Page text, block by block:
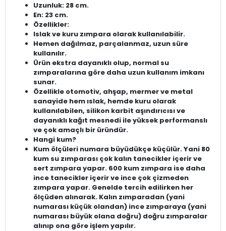
Uzunluk: 28 cm.
En: 23 cm.
Özellikler:
Islak ve kuru zımpara olarak kullanılabilir.
Hemen dağılmaz, parçalanmaz, uzun süre
kullanılır.
Ürün ekstra dayanıklı olup, normal su
zımparalarına göre daha uzun kullanım imkanı
sunar.
Özellikle otomotiv, ahşap, mermer ve metal
sanayide hem ıslak, hemde kuru olarak
kullanılabilen, silikon karbit aşındırıcısı ve
dayanıklı kağıt mesnedi ile yüksek performanslı
ve çok amaçlı bir üründür.
Hangi kum?
Kum ölçüleri numara büyüdükçe küçülür. Yani 80
kum su zımparası çok kalın tanecikler içerir ve
sert zımpara yapar. 600 kum zımpara ise daha
ince tanecikler içerir ve ince çok çizmeden
zımpara yapar. Genelde tercih edilirken her
ölçüden alınarak. Kalın zımparadan (yani
numarası küçük olandan) ince zımparaya (yani
numarası büyük olana doğru) doğru zımparalar
alınıp ona göre işlem yapılır.